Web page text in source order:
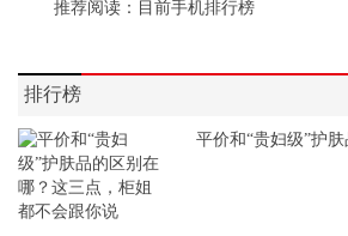
推荐阅读： 目前手机排行榜
排行榜
平价和“贵妇级”护